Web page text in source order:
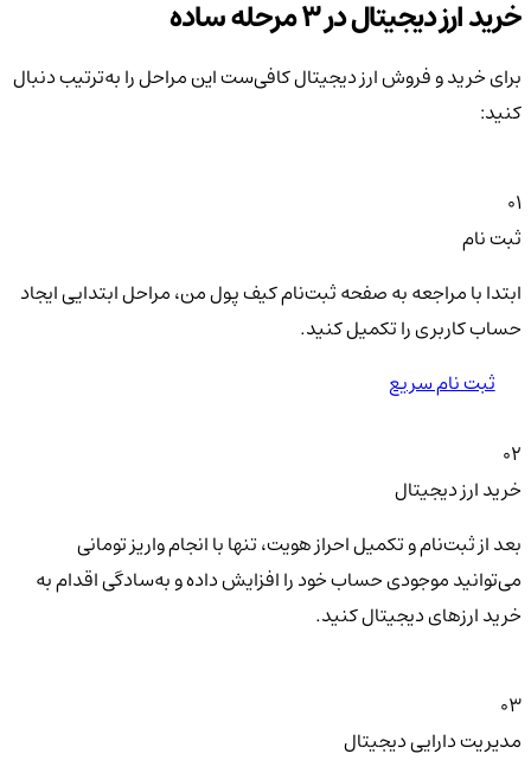
خرید ارز دیجیتال در 3 مرحله ساده
برای خرید و فروش ارز دیجیتال کافی‌ست این مراحل را به‌ترتیب دنبال
کنید:
01
ثبت نام
ابتدا با مراجعه به صفحه ثبت‌نام کیف‌ پول من، مراحل ابتدایی ایجاد
حساب کاربری را تکمیل کنید.
ثبت نام سریع
02
خرید ارز دیجیتال
بعد از ثبت‌نام و تکمیل احراز هویت، تنها با انجام واریز تومانی
می‌توانید موجودی حساب خود را افزایش داده و به‌سادگی اقدام به
خرید ارزهای دیجیتال کنید.
03
مدیریت دارایی دیجیتال